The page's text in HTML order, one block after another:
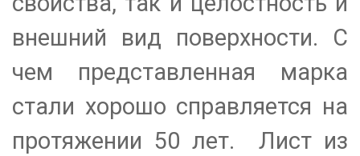
внешний вид поверхности. С
чем представленная марка
стали хорошо справляется на
протяжении 50 лет. Лист из